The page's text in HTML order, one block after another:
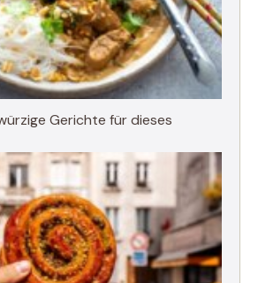
Gerichte für dieses